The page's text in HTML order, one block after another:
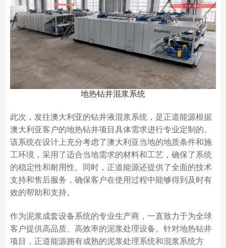
地热钻井混浆系统
此次，发往澳大利亚的钻井液混浆系统，是正道能源根据
澳大利亚客户的地热钻井项目具体需求进行专业定制的。
该系统在设计上充分考虑了澳大利亚当地的地质条件和施
工环境，采用了适合当地需求的材料和工艺，确保了系统
的稳定性和耐用性。同时，正道能源还提供了全面的技术
支持和售后服务，确保客户在使用过程中能够得到及时有
效的帮助和支持。
作为泥浆成套设备系统的专业生产商，一直致力于为全球
客户提供高品质、高效率的泥浆处理设备。针对地热钻井
项目，正道能源拥有成熟的泥浆处理系统和混浆系统方